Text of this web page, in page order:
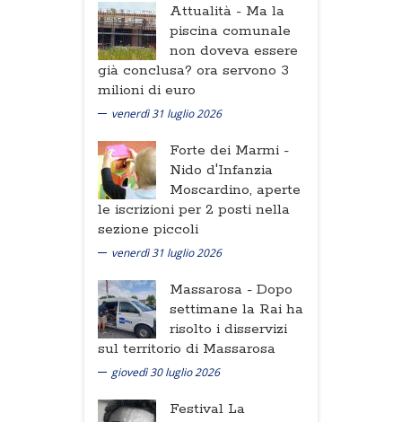
Attualità - Ma la
piscina comunale
non doveva essere
già conclusa? ora servono 3
milioni di euro
venerdì 31 luglio 2026
Forte dei Marmi -
Nido d'Infanzia
Moscardino, aperte
le iscrizioni per 2 posti nella
sezione piccoli
venerdì 31 luglio 2026
Massarosa - Dopo
settimane la Rai ha
risolto i disservizi
sul territorio di Massarosa
giovedì 30 luglio 2026
Festival La